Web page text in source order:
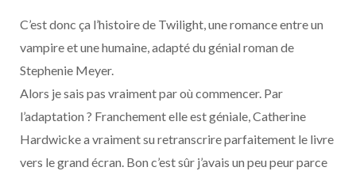
C’est donc ça l’histoire de Twilight, une romance entre un
vampire et une humaine, adapté du génial roman de
Stephenie Meyer.
Alors je sais pas vraiment par où commencer. Par
l’adaptation ? Franchement elle est géniale, Catherine
Hardwicke a vraiment su retranscrire parfaitement le livre
vers le grand écran. Bon c’est sûr j’avais un peu peur parce